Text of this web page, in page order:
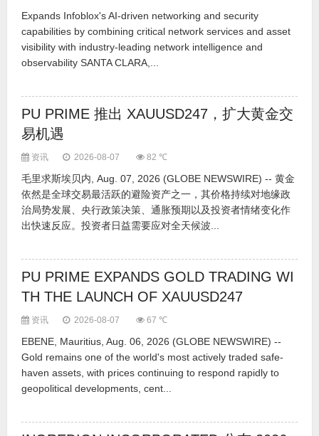
Expands Infoblox's AI-driven networking and security
capabilities by combining critical network services and asset
visibility with industry-leading network intelligence and
observability SANTA CLARA,...
PU PRIME 推出 XAUUSD247，扩大黄金交
易机遇
资讯 2026-08-07 82 ℃
毛里求斯埃贝内, Aug. 07, 2026 (GLOBE NEWSWIRE) -- 黄金
依然是全球交易最活跃的避险资产之一，其价格持续对地缘政
治局势发展、央行政策决策、通胀预期以及投资者情绪变化作
出快速反应。投资者日益需要应对全天候波...
PU PRIME EXPANDS GOLD TRADING WI
TH THE LAUNCH OF XAUUSD247
资讯 2026-08-07 67 ℃
EBENE, Mauritius, Aug. 06, 2026 (GLOBE NEWSWIRE) --
Gold remains one of the world's most actively traded safe-
haven assets, with prices continuing to respond rapidly to
geopolitical developments, cent...